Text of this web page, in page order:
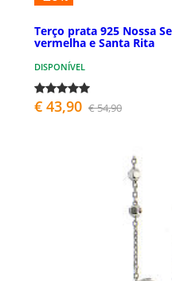
Terço prata 925 Nossa
vermelha e Santa Rita
DISPONÍVEL
€ 43,90 € 54,90